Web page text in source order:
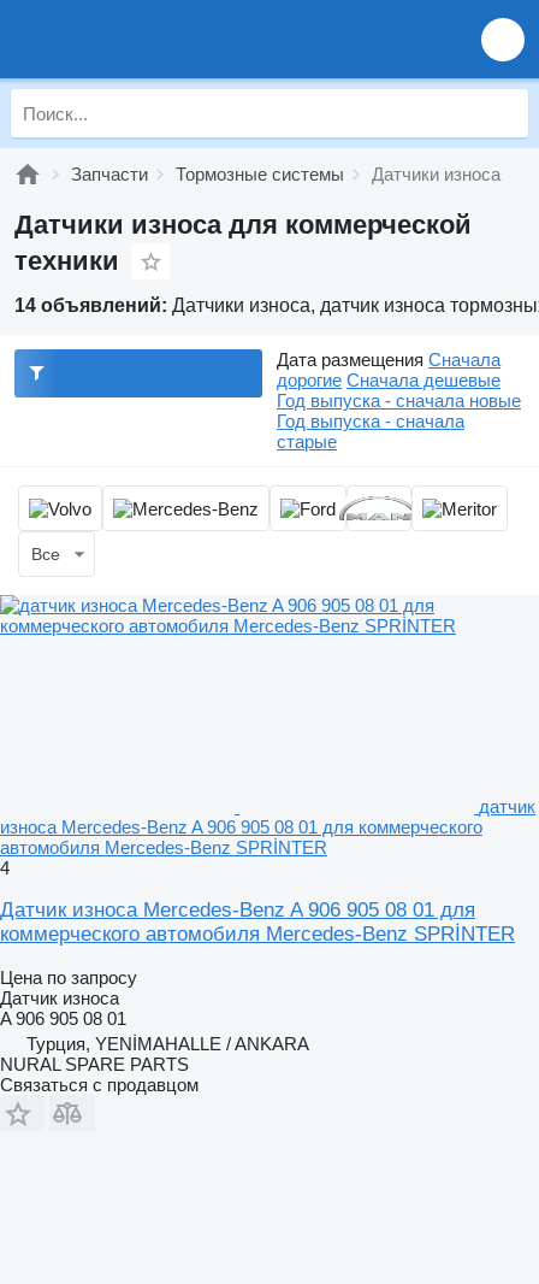
Запчасти Тормозные системы Датчики износа
Датчики износа для коммерческой
техники
14 объявлений: Датчики износа, датчик износа
Дата размещения Сначала
дорогие Сначала дешевые
Год выпуска - сначала новые
Год выпуска - сначала
старые
Все
датчик
износа Mercedes-Benz A 906 905 08 01 для коммерческого
автомобиля Mercedes-Benz SPRİNTER
4
Датчик износа Mercedes-Benz A 906 905 08 01 для
коммерческого автомобиля Mercedes-Benz SPRİNTER
Цена по запросу
Датчик износа
A 906 905 08 01
Турция, YENİMAHALLE / ANKARA
NURAL SPARE PARTS
Связаться с продавцом